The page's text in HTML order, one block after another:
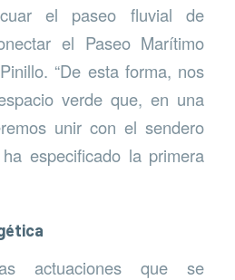
el paseo fluvial de
el Paseo Marítimo
“De esta forma, nos
verde que, en una
unir con el sendero
especificado la primera
actuaciones que se